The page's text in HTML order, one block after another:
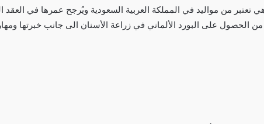
تعتبر من مواليد في المملكة العربية السعودية ويُرجح عمرها في
على البورد الألماني في زراعة الأسنان الى جانب خبرتها